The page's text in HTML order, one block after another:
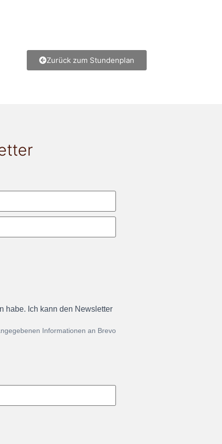
Zurück zum Stundenplan
habe. Ich kann den Newsletter
Informationen an Brevo